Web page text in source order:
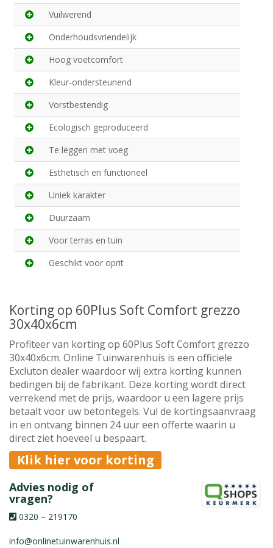
Vuilwerend
Onderhoudsvriendelijk
Hoog voetcomfort
Kleur-ondersteunend
Vorstbestendig
Ecologisch geproduceerd
Te leggen met voeg
Esthetisch en functioneel
Uniek karakter
Duurzaam
Voor terras en tuin
Geschikt voor oprit
Korting op 60Plus Soft Comfort grezzo
30x40x6cm
Profiteer van korting op 60Plus Soft Comfort grezzo
30x40x6cm. Online Tuinwarenhuis is een officiele
Excluton dealer waardoor wij extra korting kunnen
bedingen bij de fabrikant. Deze korting wordt direct
verrekend met de prijs, waardoor u een lagere prijs
betaalt voor uw betontegels. Vul de kortingsaanvraag
in en ontvang binnen 24 uur een offerte waarin u
direct ziet hoeveel u bespaart.
Klik hier voor korting
Advies nodig of
vragen?
0320 – 219170
info@onlinetuinwarenhuis.nl